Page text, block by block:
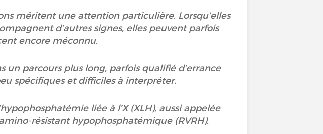
méritent une attention particulière. Lorsqu’elles
d’autres signes, elles peuvent parfois
encore méconnu.
un parcours plus long, parfois qualifié d’errance
spécifiques et difficiles à interpréter.
liée à l’X (XLH), aussi appelée
résistant hypophosphatémique (RVRH).